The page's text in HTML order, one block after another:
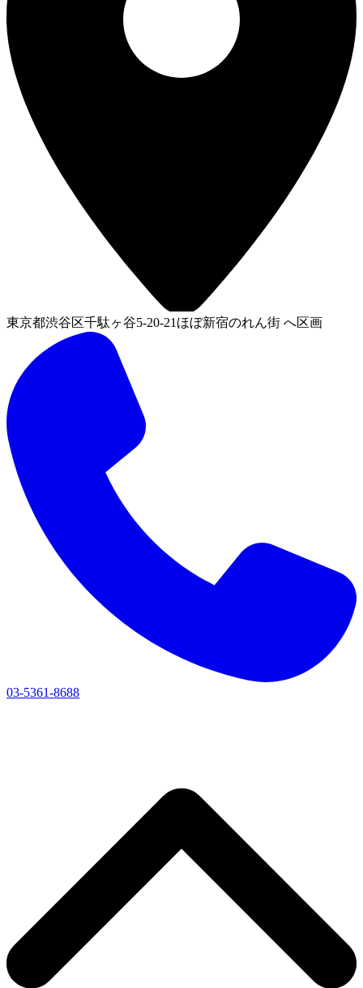
東京都渋谷区千駄ヶ谷5-20-21ほぼ新宿のれん街 へ区画
03-5361-8688